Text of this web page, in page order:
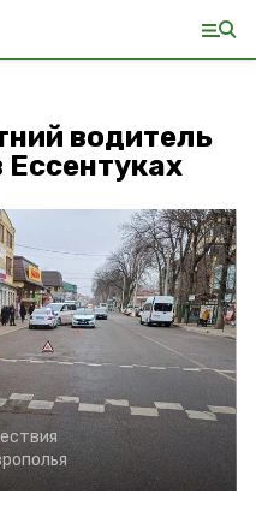
водитель
Ессентуках